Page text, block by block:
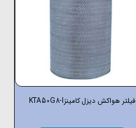
فیلتر هواکش دیزل کامینزKTA50G8-I